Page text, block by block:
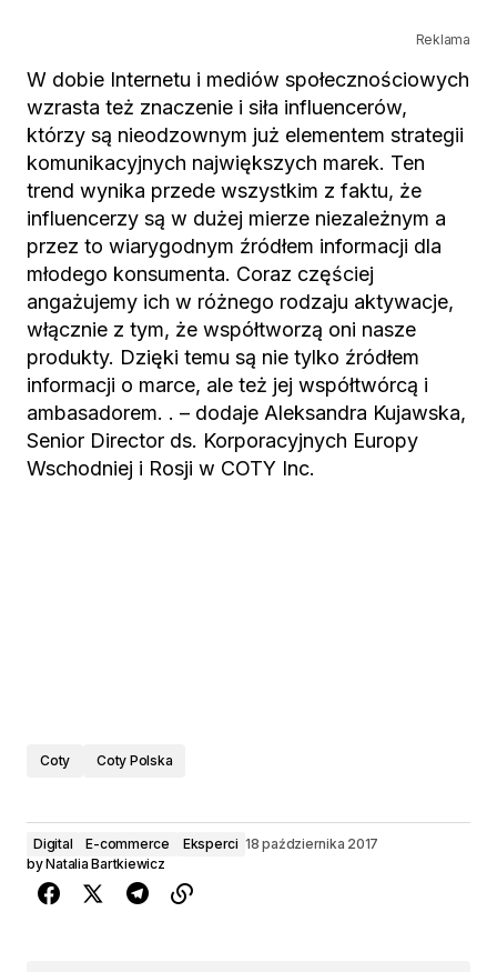
Reklama
W dobie Internetu i mediów społecznościowych
wzrasta też znaczenie i siła influencerów,
którzy są nieodzownym już elementem strategii
komunikacyjnych największych marek. Ten
trend wynika przede wszystkim z faktu, że
influencerzy są w dużej mierze niezależnym a
przez to wiarygodnym źródłem informacji dla
młodego konsumenta. Coraz częściej
angażujemy ich w różnego rodzaju aktywacje,
włącznie z tym, że współtworzą oni nasze
produkty. Dzięki temu są nie tylko źródłem
informacji o marce, ale też jej współtwórcą i
ambasadorem. . – dodaje Aleksandra Kujawska,
Senior Director ds. Korporacyjnych Europy
Wschodniej i Rosji w COTY Inc.
Coty Coty Polska
Digital E-commerce Eksperci 18 października 2017
byNatalia Bartkiewicz